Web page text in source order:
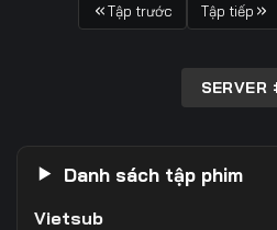
Tập trước Tập tiếp
SERVER
Danh sách tập phim
Vietsub